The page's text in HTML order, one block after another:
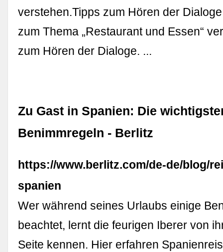
verstehen.Tipps zum Hören der
zum Thema „Restaurant und Essen“
zum Hören der Dialoge. ...
Zu Gast in Spanien: Die
Benimmregeln - Berlitz
https://www.berlitz.com/de-de/blog/
spanien
Wer während seines Urlaubs einige
beachtet, lernt die feurigen Iberer von
Seite kennen. Hier erfahren